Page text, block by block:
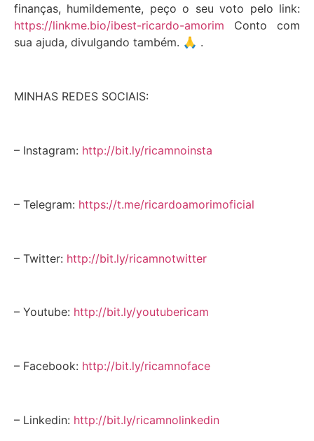
finanças, humildemente, peço o seu voto pelo link:
https://linkme.bio/ibest-ricardo-amorim Conto com
sua ajuda, divulgando também. 🙏 .
MINHAS REDES SOCIAIS:
– Instagram: http://bit.ly/ricamnoinsta
– Telegram: https://t.me/ricardoamorimoficial
– Twitter: http://bit.ly/ricamnotwitter
– Youtube: http://bit.ly/youtubericam
– Facebook: http://bit.ly/ricamnoface
– Linkedin: http://bit.ly/ricamnolinkedin